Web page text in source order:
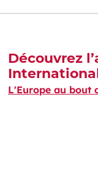
Découvrez
L'Europe au bout